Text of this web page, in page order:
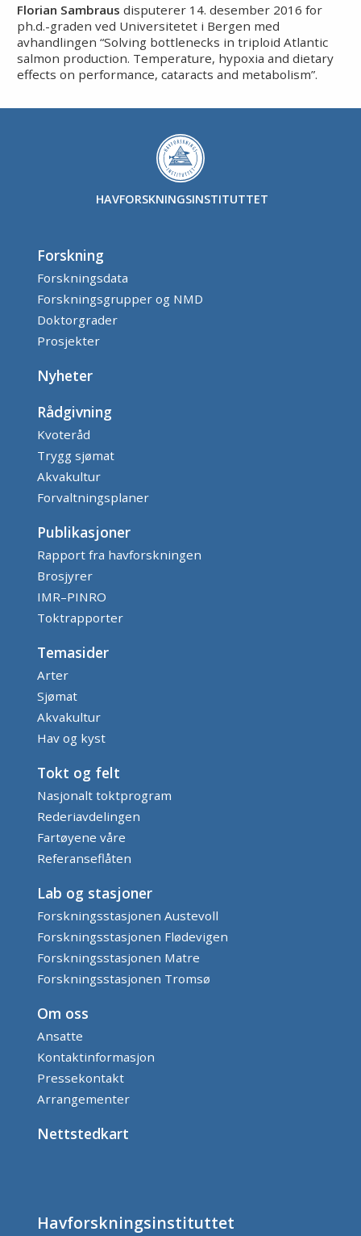
Florian Sambraus disputerer 14. desember 2016 for
ph.d.-graden ved Universitetet i Bergen med
avhandlingen “Solving bottlenecks in triploid Atlantic
salmon production. Temperature, hypoxia and dietary
effects on performance, cataracts and metabolism”.
HAVFORSKNINGSINSTITUTTET
Forskning
Forskningsdata
Forskningsgrupper og NMD
Doktorgrader
Prosjekter
Nyheter
Rådgivning
Kvoteråd
Trygg sjømat
Akvakultur
Forvaltningsplaner
Publikasjoner
Rapport fra havforskningen
Brosjyrer
IMR–PINRO
Toktrapporter
Temasider
Arter
Sjømat
Akvakultur
Hav og kyst
Tokt og felt
Nasjonalt toktprogram
Rederiavdelingen
Fartøyene våre
Referanseflåten
Lab og stasjoner
Forskningsstasjonen Austevoll
Forskningsstasjonen Flødevigen
Forskningsstasjonen Matre
Forskningsstasjonen Tromsø
Om oss
Ansatte
Kontaktinformasjon
Pressekontakt
Arrangementer
Nettstedkart
Havforskningsinstituttet